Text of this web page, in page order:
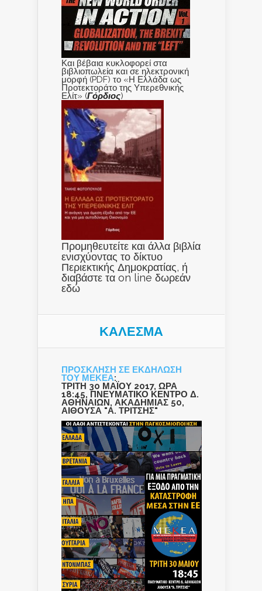
Και βέβαια κυκλοφορεί στα
βιβλιοπωλεία και σε ηλεκτρονική
μορφή (PDF) το «Η Ελλάδα ως
Προτεκτοράτο της Υπερεθνικής
Ελίτ» (Γόρδιος)
Προμηθευτείτε και άλλα βιβλία
ενισχύοντας το δίκτυο
Περιεκτικής Δημοκρατίας, ή
διαβάστε τα on line δωρεάν
εδώ
ΚΑΛΕΣΜΑ
ΠΡΟΣΚΛΗΣΗ ΣΕ ΕΚΔΗΛΩΣΗ
ΤΟΥ ΜΕΚΕΑ:
ΤΡΙΤΗ 30 ΜΑΪΟΥ 2017, ΩΡΑ
18:45, ΠΝΕΥΜΑΤΙΚΟ ΚΕΝΤΡΟ Δ.
ΑΘΗΝΑΙΩΝ, ΑΚΑΔΗΜΙΑΣ 50,
ΑΙΘΟΥΣΑ "Α. ΤΡΙΤΣΗΣ"